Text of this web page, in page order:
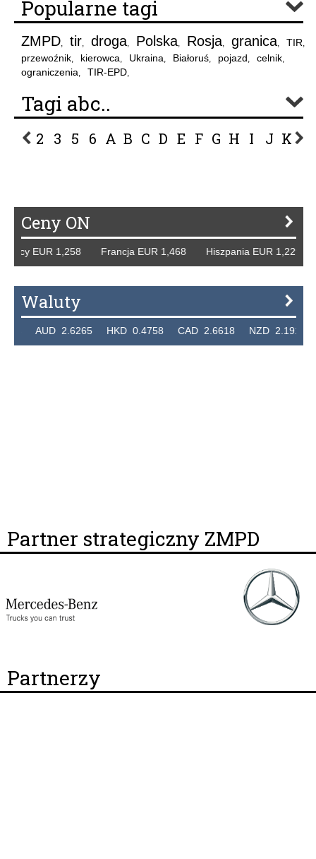
Popularne tagi
ZMPD tir droga Polska Rosja granica TIR
przewoźnik kierowca Ukraina Białoruś pojazd celnik
ograniczenia TIR-EPD
Tagi abc..
2 3 5 6 A B C D E F G H I J K L
Ceny ON
EUR 1,258 Francja EUR 1,468 Hiszpania EUR 1,229
Waluty
AUD 2.6265 HKD 0.4758 CAD 2.6618 NZD 2.1914
Partner strategiczny ZMPD
Partnerzy